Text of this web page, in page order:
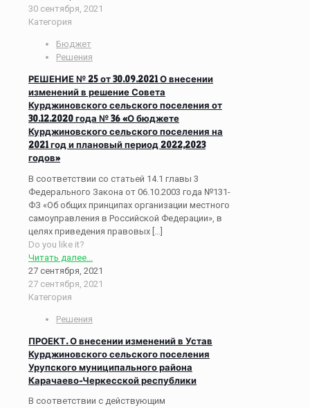
30 сентября, 2021
Категория
Бюджет
Решения
РЕШЕНИЕ № 25 от 30.09.2021 О внесении
изменений в решение Совета
Курджиновского сельского поселения от
30.12.2020 года № 36 «О бюджете
Курджиновского сельского поселения на
2021 год и плановый период 2022,2023
годов»
В соответствии со статьей 14.1 главы 3
Федерального Закона от 06.10.2003 года №131-
ФЗ «Об общих принципах организации местного
самоуправления в Российской Федерации», в
целях приведения правовых […]
Do you like it?
Читать далее...
27 сентября, 2021
27 сентября, 2021
Категория
Решения
ПРОЕКТ. О внесении изменений в Устав
Курджиновского сельского поселения
Урупского муниципального района
Карачаево-Черкесской республики
В соответствии с действующим